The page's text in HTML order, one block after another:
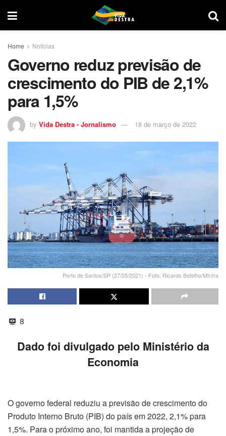
Home Noticias
Governo reduz previsão de
crescimento do PIB de 2,1%
para 1,5%
by Vida Destra - Jornalismo 18 de março de 2022
Porto de Santos/SP (27/05/2021) - Foto: Ricardo Botelho/MInfra
8
Dado foi divulgado pelo Ministério da
Economia
O governo federal reduziu a previsão de crescimento do
Produto Interno Bruto (PIB) do país em 2022, 2,1% para
1,5%. Para o próximo ano, foi mantida a projeção de